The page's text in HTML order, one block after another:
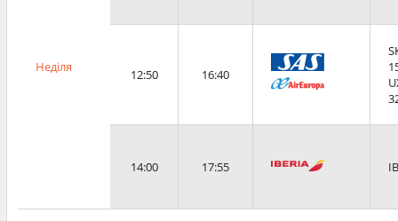
Неділя 12:50 16:40
14:00 17:55